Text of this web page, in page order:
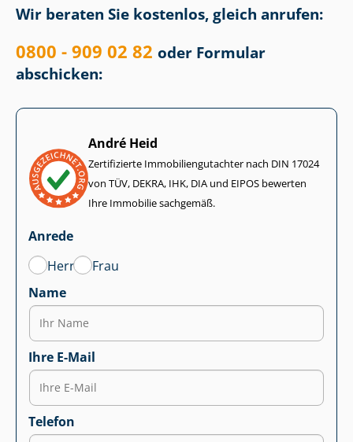
Wir beraten Sie kostenlos, gleich anrufen:
0800 - 909 02 82 oder Formular
abschicken:
André Heid
Zertifizierte Im­mo­bi­li­en­gut­ach­ter nach DIN 17024
von TÜV, DEKRA, IHK, DIA und EIPOS bewerten
Ihre Immobilie sachgemäß.
Anrede
Herr
Frau
Name
Ihre E-Mail
Telefon